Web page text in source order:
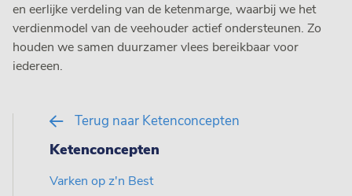
en eerlijke verdeling van de ketenmarge, waarbij we het
verdienmodel van de veehouder actief ondersteunen. Zo
houden we samen duurzamer vlees bereikbaar voor
iedereen.
Terug naar Ketenconcepten
Ketenconcepten
Varken op z'n Best